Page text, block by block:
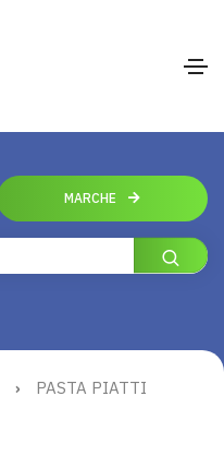
MARCHE
›
PASTA PIATTI